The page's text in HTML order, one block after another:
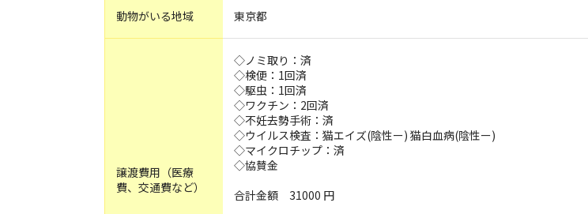
動物がいる地域 東京都
譲渡費用（医療
費、交通費など）
◇ノミ取り：済
◇検便：1回済
◇駆虫：1回済
◇ワクチン：2回済
◇不妊去勢手術：済
◇ウイルス検査：猫エイズ(陰性ー) 猫白血病(陰性ー)
◇マイクロチップ：済
◇協賛金
合計金額 31000 円